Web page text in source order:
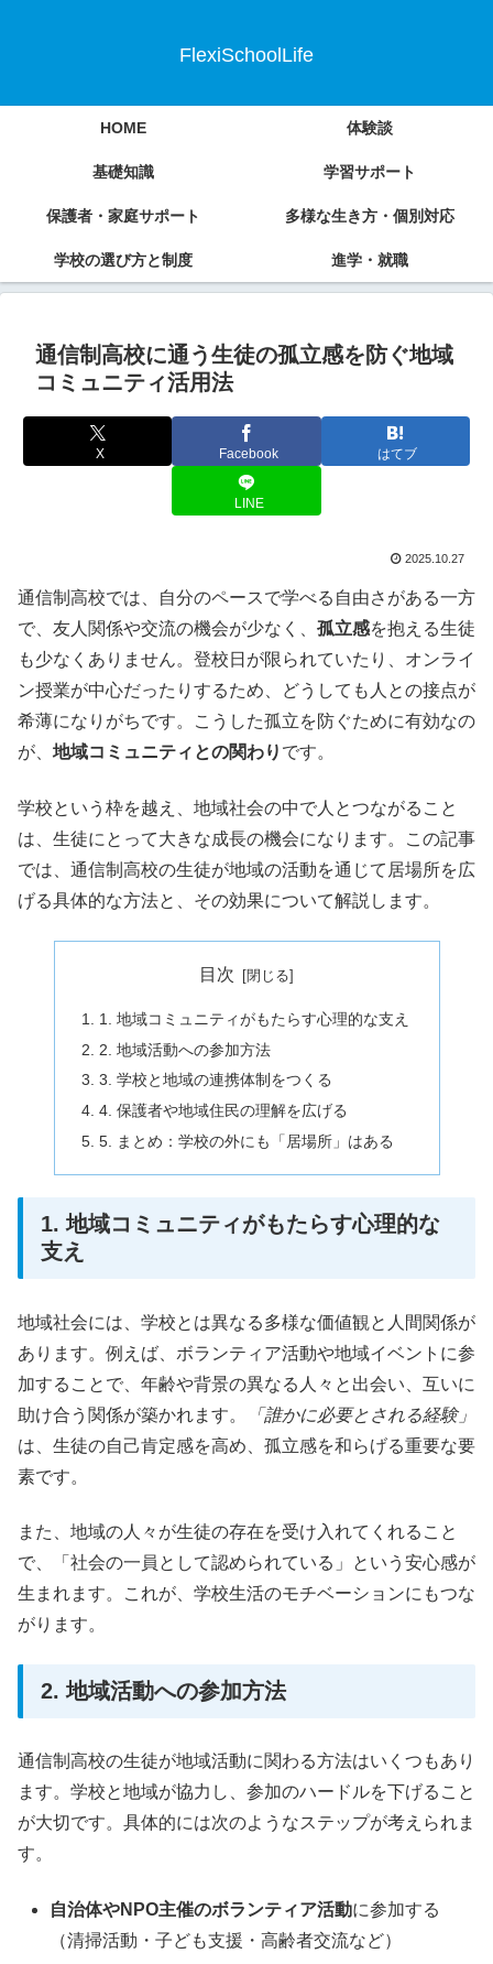
FlexiSchoolLife
HOME 体験談
基礎知識 学習サポート
保護者・家庭サポート 多様な生き方・個別対応
学校の選び方と制度 進学・就職
通信制高校に通う生徒の孤立感を防ぐ地域
コミュニティ活用法
X Facebook はてブ
LINE
2025.10.27
通信制高校では、自分のペースで学べる自由さがある一方
で、友人関係や交流の機会が少なく、 孤立感を抱える生徒
も少なくありません。登校日が限られていたり、オンライ
ン授業が中心だったりするため、どうしても人との接点が
希薄になりがちです。こうした孤立を防ぐために有効なの
が、 地域コミュニティとの関わり です。
学校という枠を越え、地域社会の中で人とつながること
は、生徒にとって大きな成長の機会になります。この記事
では、通信制高校の生徒が地域の活動を通じて居場所を広
げる具体的な方法と、その効果について解説します。
目次
1. 地域コミュニティがもたらす心理的な支え
2. 地域活動への参加方法
3. 学校と地域の連携体制をつくる
4. 保護者や地域住民の理解を広げる
5. まとめ：学校の外にも「居場所」はある
1. 地域コミュニティがもたらす心理的な
支え
地域社会には、学校とは異なる多様な価値観と人間関係が
あります。例えば、ボランティア活動や地域イベントに参
加することで、年齢や背景の異なる人々と出会い、互いに
助け合う関係が築かれます。
「誰かに必要とされる経験」
は、生徒の自己肯定感を高め、孤立感を和らげる重要な要
素です。
また、地域の人々が生徒の存在を受け入れてくれること
で、「社会の一員として認められている」という安心感が
生まれます。これが、学校生活のモチベーションにもつな
がります。
2. 地域活動への参加方法
通信制高校の生徒が地域活動に関わる方法はいくつもあり
ます。学校と地域が協力し、参加のハードルを下げること
が大切です。具体的には次のようなステップが考えられま
す。
自治体やNPO主催のボランティア活動に参加する
（清掃活動・子ども支援・高齢者交流など）